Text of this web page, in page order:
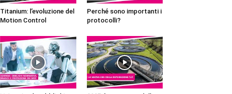
Titanium: l’evoluzione del
Motion Control
Perché sono importanti i
protocolli?